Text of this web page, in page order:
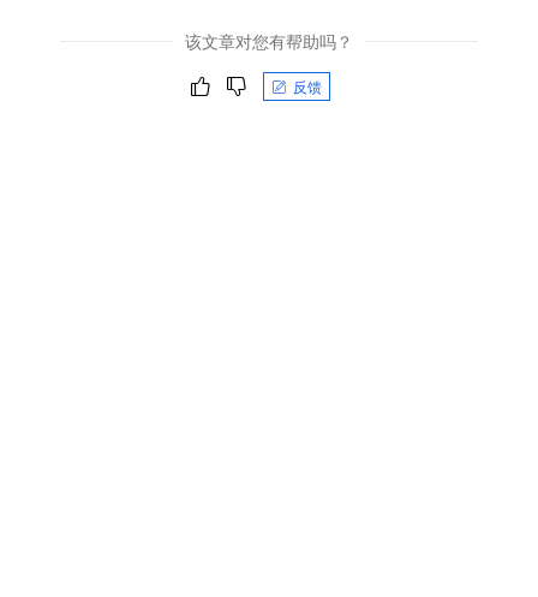
该文章对您有帮助吗？
反馈